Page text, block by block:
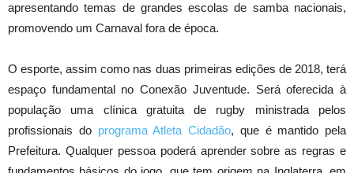
apresentando temas de grandes escolas de samba nacionais,
promovendo um Carnaval fora de época.
O esporte, assim como nas duas primeiras edições de 2018, terá
espaço fundamental no Conexão Juventude. Será oferecida à
população uma clínica gratuita de rugby ministrada pelos
profissionais do programa Atleta Cidadão, que é mantido pela
Prefeitura. Qualquer pessoa poderá aprender sobre as regras e